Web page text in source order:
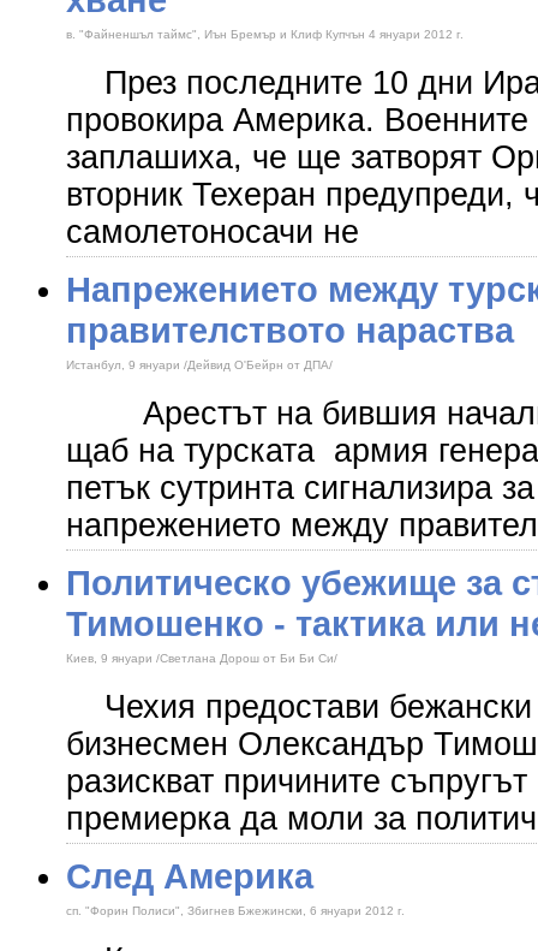
в. "Файненшъл таймс", Иън Бремър и Клиф Купчън 4 януари 2012 г.
През последните 10 дни
провокира Америка.
заплашиха, че ще затворят
вторник Техеран предупреди,
самолетоносачи не
Напрежението между
правителството нараства
Истанбул, 9 януари /Дейвид О'Бейрн от ДПА/
Арестът на бившия
щаб на турската армия
петък сутринта сигнализира
напрежението между
Политическо убежище за
Тимошенко - тактика или
Киев, 9 януари /Светлана Дорош от Би Би Си/
Чехия предостави бежански
бизнесмен Олександър
разискват причините
премиерка да моли за
След Америка
сп. "Форин Полиси", Збигнев Бжежински, 6 януари 2012 г.